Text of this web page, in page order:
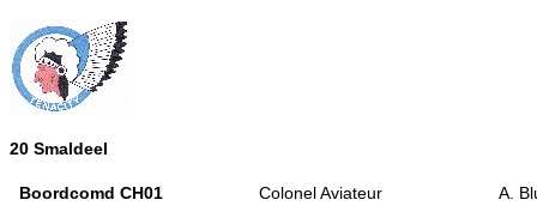
20 Smaldeel
Boordcomd CH01 Colonel Aviateur A.